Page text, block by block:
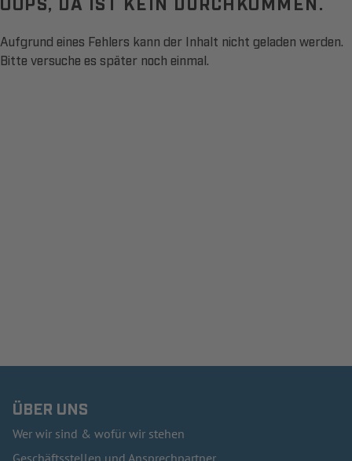
Aufgrund eines Fehlers kann der Inhalt nicht geladen werden.
Bitte versuche es später noch einmal.
ÜBER UNS
Wer wir sind & wofür wir stehen
Geschäftsstellen und Ansprechpartner